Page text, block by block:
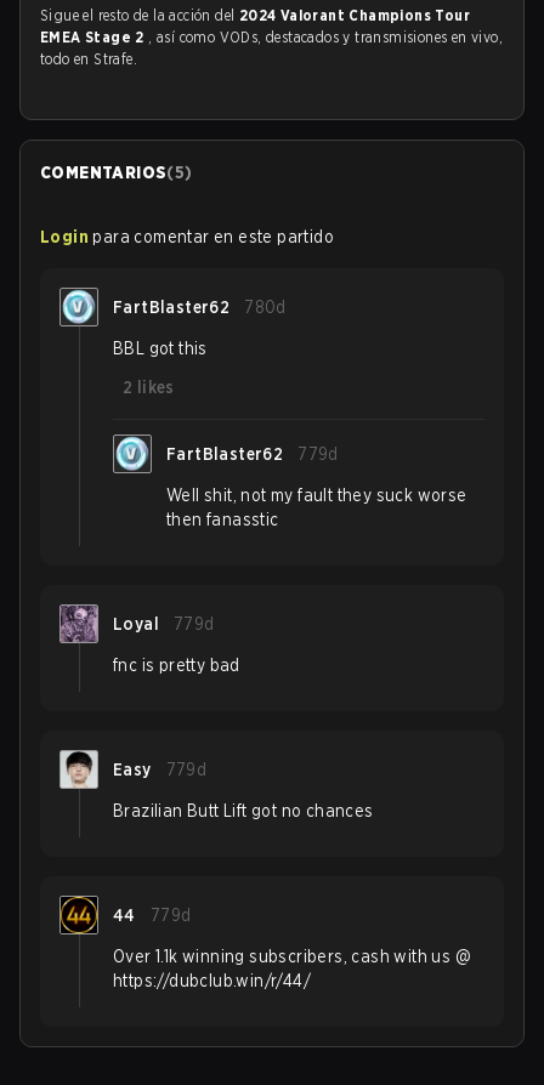
Sigue el resto de la acción del 2024 Valorant Champions Tour
EMEA Stage 2 , así como VODs, destacados y transmisiones en vivo,
todo en Strafe.
COMENTARIOS(5)
Login para comentar en este partido
FartBlaster62 780d
BBL got this
2
likes
FartBlaster62 779d
Well shit, not my fault they suck worse
then fanasstic
Loyal 779d
fnc is pretty bad
Easy 779d
Brazilian Butt Lift got no chances
44 779d
Over 1.1k winning subscribers, cash with us @
https://dubclub.win/r/44/